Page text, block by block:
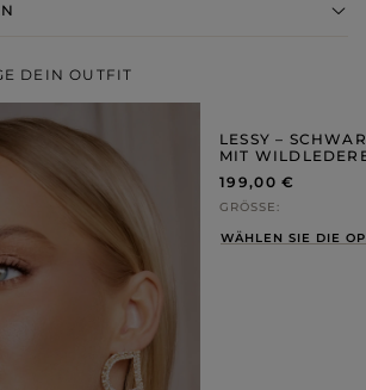
DEIN OUTFIT
LESSY –
MIT
199,00 €
GRÖSSE
WÄHLEN SIE DIE